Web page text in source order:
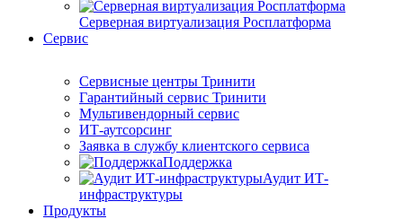
Серверная виртуализация Росплатформа
Сервис
Сервисные центры Тринити
Гарантийный сервис Тринити
Мультивендорный сервис
ИТ-аутсорсинг
Заявка в службу клиентского сервиса
Поддержка
Аудит ИТ-
инфраструктуры
Продукты